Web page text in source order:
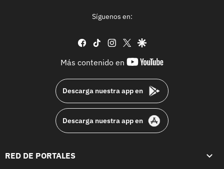
Síguenos en:
facebook
tiktok instagram
twittergoogle
Más contenido en
youtube-
Descarga nuestra app en
Descarga nuestra app en
RED DE PORTALES